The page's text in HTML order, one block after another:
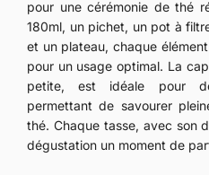
pour une cérémonie de thé
180ml, un pichet, un pot à
et un plateau, chaque
pour un usage optimal. La
petite, est idéale pour
permettant de savourer
thé. Chaque tasse, avec son
dégustation un moment de